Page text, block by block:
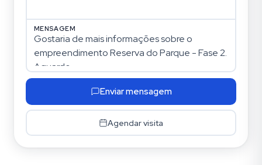
MENSAGEM
Enviar mensagem
Agendar visita